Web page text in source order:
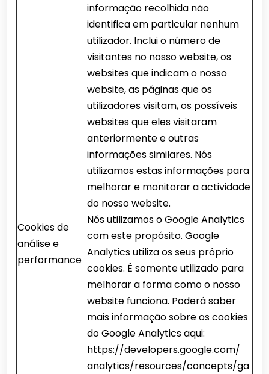
Cookies de
análise e
performance
informação recolhida não
identifica em particular nenhum
utilizador. Inclui o número de
visitantes no nosso website, os
websites que indicam o nosso
website, as páginas que os
utilizadores visitam, os possíveis
websites que eles visitaram
anteriormente e outras
informações similares. Nós
utilizamos estas informações para
melhorar e monitorar a actividade
do nosso website.
Nós utilizamos o Google Analytics
com este propósito. Google
Analytics utiliza os seus próprio
cookies. É somente utilizado para
melhorar a forma como o nosso
website funciona. Poderá saber
mais informação sobre os cookies
do Google Analytics aqui:
https://developers.google.com/
analytics/resources/concepts/ga